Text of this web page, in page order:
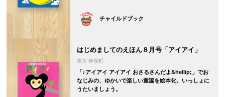
チャイルドブック
はじめましてのえほん８月号「アイアイ」
東京 神保町
「♪アイアイ アイアイ おさるさんだよ&hellip;」でお
なじみの、ゆかいで楽しい童謡を絵本化。いっしょに
うたいましょう。